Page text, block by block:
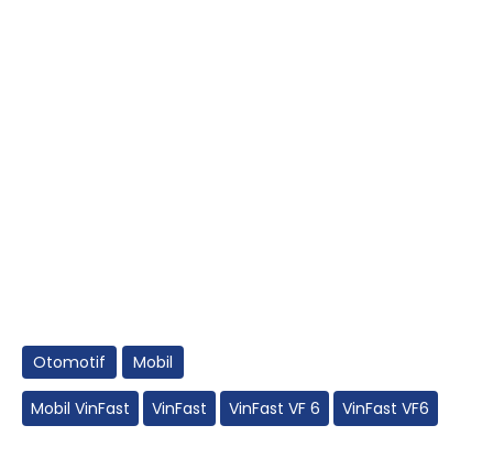
Otomotif Mobil
Mobil VinFast VinFast VinFast VF 6 VinFast VF6